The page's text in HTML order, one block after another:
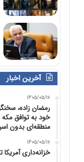
آخرین اخبار
1405/05/16
رمضان زاده،
خود به توافق
منطقه‌ای بدون
1405/05/16
خزانه‌داری